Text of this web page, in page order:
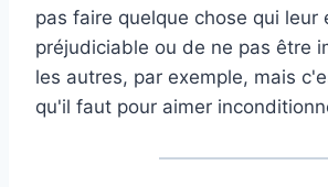
pas faire quelque chose qui leur
préjudiciable ou de ne pas être
les autres, par exemple, mais
qu'il faut pour aimer